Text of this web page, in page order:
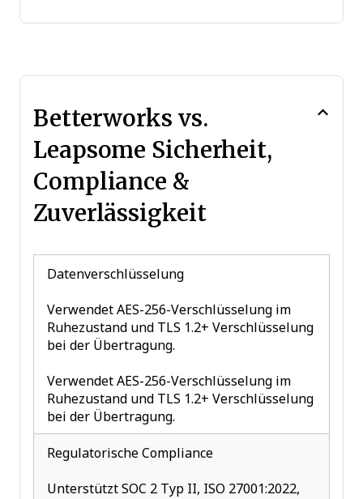
Betterworks vs.
Leapsome Sicherheit,
Compliance &
Zuverlässigkeit
Datenverschlüsselung
Verwendet AES-256-Verschlüsselung im
Ruhezustand und TLS 1.2+ Verschlüsselung
bei der Übertragung.
Verwendet AES-256-Verschlüsselung im
Ruhezustand und TLS 1.2+ Verschlüsselung
bei der Übertragung.
Regulatorische Compliance
Unterstützt SOC 2 Typ II, ISO 27001:2022,